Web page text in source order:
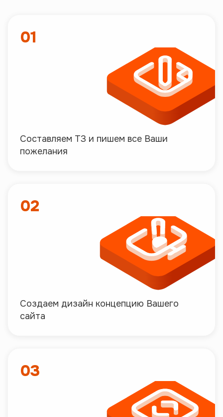
01
Составляем ТЗ и пишем все Ваши
пожелания
02
Создаем дизайн концепцию Вашего
сайта
03